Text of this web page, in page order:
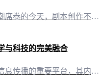
创意源泉，一触即发在数字化浪潮席卷的今天，剧本创作不再是遥不可及的梦想。有一云AI剧本写作生成器，作为您的创意伙伴，以尖端的人工智能技术，为您开辟了一条通往剧本世界的便捷之道。 五大功能，构筑剧本新天地 1. 智能排版，美轮美奂“有一云AI”在内容排版上独具匠心，提供包含标题、内容、图文、分隔、引导五大类的数千款装修皮肤。无论是简约大气还是典雅华丽，都能在这里找到属于您的风格。 2. 平台兼容，
与科技的完美融合
在信息爆炸的今天，公众号作为信息传播的重要平台，其内容排版对于吸引读者、提升阅读体验起着至关重要的作用。字体，作为排版中不可或缺的一环，其选择与运用直接影响到内容的视觉效果和专业度。 二、有一云AI：AI赋能，打造个性化公众号排版字体 2.1 AI智能推荐，契合个性化需求“有一云AI”凭借其先进的AI技术，能够根据公众号内容的主题、风格和目标受众，智能推荐最合适的字体。这种智能化的服务，让字体选择